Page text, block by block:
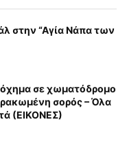
στην “Αγία Νάπα των
σε χωματόδρομο
σορός – Όλα
(ΕΙΚΟΝΕΣ)